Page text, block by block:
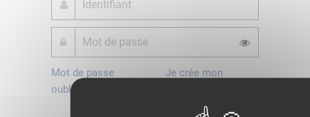
Mot de passe
oublié ?
Je crée mon